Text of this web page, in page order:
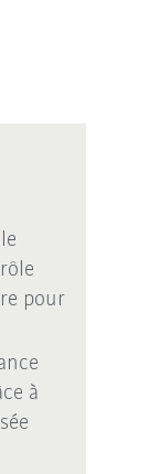
pour
à